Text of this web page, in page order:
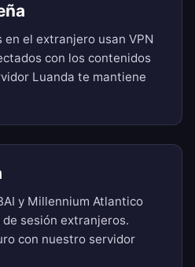
el extranjero usan VPN
con los contenidos
Luanda te mantiene
y Millennium Atlantico
sesión extranjeros.
con nuestro servidor